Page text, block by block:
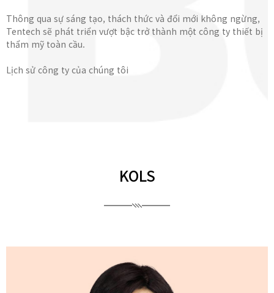
Thông qua sự sáng tạo, thách thức và đổi mới không ngừng,
Tentech sẽ phát triển vượt bậc trở thành một công ty thiết bị
thẩm mỹ toàn cầu.
Lịch sử công ty của chúng tôi
KOLS